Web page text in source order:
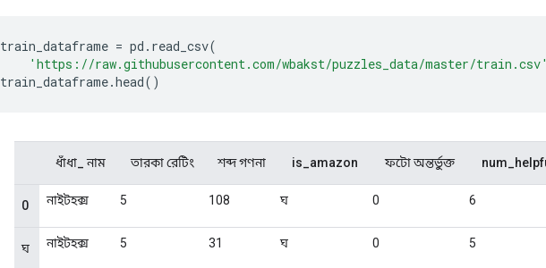
train_dataframe = pd . read_csv(
'https://raw.githubusercontent.com/wbakst/puzzles_data/master/train.csv'
train_dataframe.head()